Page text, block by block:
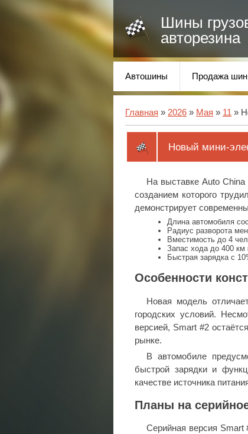
Шины
авторезина
Автошины Продажа шин
Главная » 2026 » Мая » 11 »
Новый мини-
На выставке Auto
созданием которого
демонстрирует
Длина автомобиля
Радиус разворота
Вместимость до 4
Запас хода до 400 км
Быстрая зарядка с
Особенности
Новая модель
городских условий.
версией, Smart #2
рынке.
В автомобиле
быстрой зарядки и
качестве источника
Планы на
Серийная версия Smart